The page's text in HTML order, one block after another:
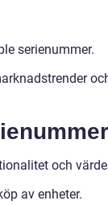
serienummer.
och
av enheter.